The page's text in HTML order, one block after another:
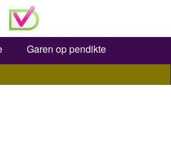
Garen op pendikte